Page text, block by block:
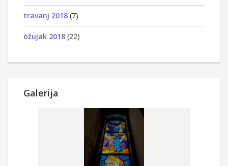
travanj 2018 (7)
ožujak 2018 (22)
Galerija